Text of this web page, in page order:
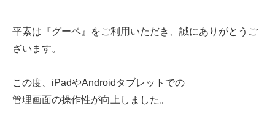
平素は『グーペ』をご利用いただき、誠にありがとうご
ざいます。
この度、iPadやAndroidタブレットでの
管理画面の操作性が向上しました。